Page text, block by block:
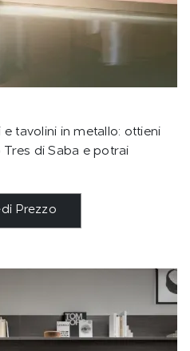
tavolini in metallo: ottieni
di Saba e potrai
Prezzo